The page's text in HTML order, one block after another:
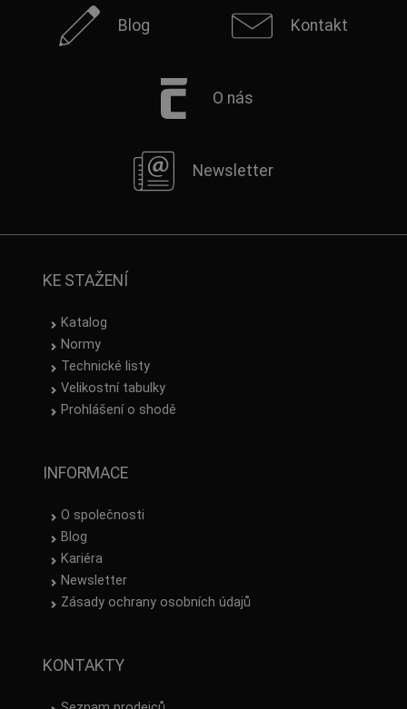
Blog Kontakt
O nás
Newsletter
KE STAŽENÍ
Katalog
Normy
Technické listy
Velikostní tabulky
Prohlášení o shodě
INFORMACE
O společnosti
Blog
Kariéra
Newsletter
Zásady ochrany osobních údajů
KONTAKTY